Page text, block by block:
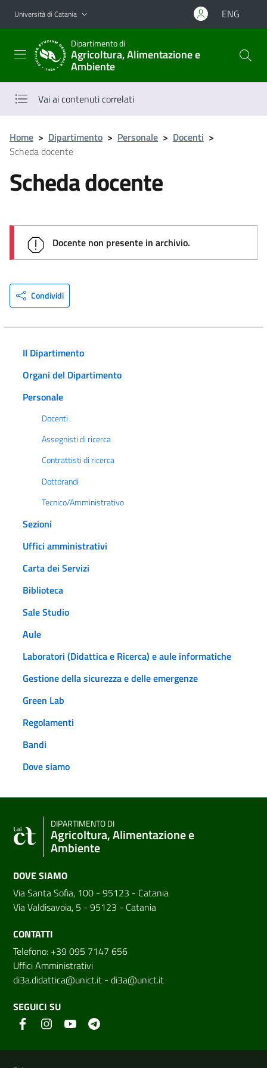
Vai al contenuto principale
Vai al menu di navigazione
Università di Catania ENG
Dipartimento di
Agricoltura, Alimentazione e
Ambiente
Vai ai contenuti correlati
Home > Dipartimento > Personale > Docenti >
Scheda docente
Scheda docente
Docente non presente in archivio.
Condividi
Il Dipartimento
Organi del Dipartimento
Personale
Docenti
Assegnisti di ricerca
Contrattisti di ricerca
Dottorandi
Tecnico/Amministrativo
Sezioni
Uffici amministrativi
Carta dei Servizi
Biblioteca
Sale Studio
Aule
Laboratori (Didattica e Ricerca) e aule informatiche
Gestione della sicurezza e delle emergenze
Green Lab
Regolamenti
Bandi
Dove siamo
DIPARTIMENTO DI
Agricoltura, Alimentazione e
Ambiente
DOVE SIAMO
Via Santa Sofia, 100 - 95123 - Catania
Via Valdisavoia, 5 - 95123 - Catania
CONTATTI
Telefono: +39 095 7147 656
Uffici Amministrativi
di3a.didattica@unict.it - di3a@unict.it
SEGUICI SU
Link e informazioni utili